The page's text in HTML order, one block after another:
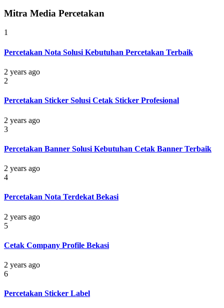
Mitra Media Percetakan
1
Percetakan Nota Solusi Kebutuhan Percetakan Terbaik
2 years ago
2
Percetakan Sticker Solusi Cetak Sticker Profesional
2 years ago
3
Percetakan Banner Solusi Kebutuhan Cetak Banner Terbaik
2 years ago
4
Percetakan Nota Terdekat Bekasi
2 years ago
5
Cetak Company Profile Bekasi
2 years ago
6
Percetakan Sticker Label